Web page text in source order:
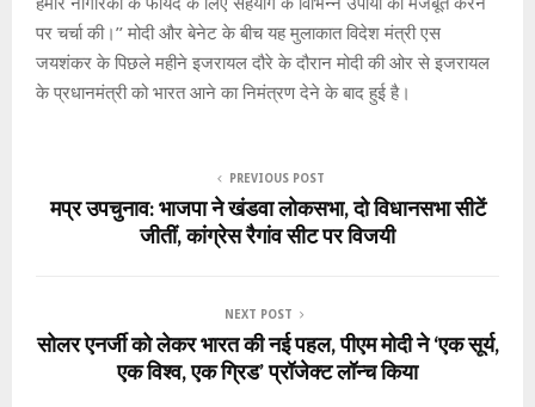
पर चर्चा की।’’ मोदी और बेनेट के बीच यह मुलाकात विदेश मंत्री एस
जयशंकर के पिछले महीने इजरायल दौरे के दौरान मोदी की ओर से इजरायल
के प्रधानमंत्री को भारत आने का निमंत्रण देने के बाद हुई है।
PREVIOUS POST
मप्र उपचुनाव: भाजपा ने खंडवा लोकसभा, दो विधानसभा सीटें
जीतीं, कांग्रेस रैगांव सीट पर विजयी
NEXT POST
सोलर एनर्जी को लेकर भारत की नई पहल, पीएम मोदी ने ‘एक सूर्य,
एक विश्व, एक ग्रिड’ प्रॉजेक्ट लॉन्च किया